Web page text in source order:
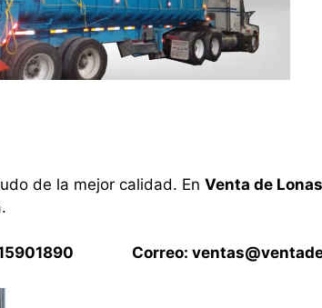
de la mejor calidad. En Venta de Lonas
Correo: